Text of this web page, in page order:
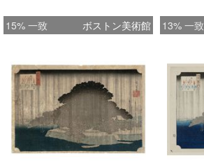
15% 一致 ボストン美術館 13% 一致